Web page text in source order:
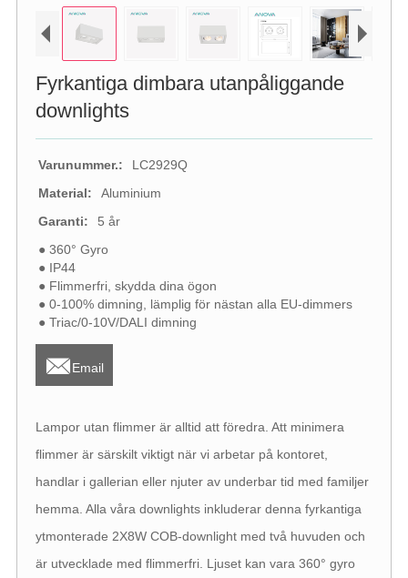
Fyrkantiga dimbara utanpåliggande
downlights
Varunummer.:
LC2929Q
Material:
Aluminium
Garanti:
5 år
● 360° Gyro
● IP44
● Flimmerfri, skydda dina ögon
● 0-100% dimning, lämplig för nästan alla EU-dimmers
● Triac/0-10V/DALI dimning
Email
Lampor utan flimmer är alltid att föredra. Att minimera
flimmer är särskilt viktigt när vi arbetar på kontoret,
handlar i gallerian eller njuter av underbar tid med familjer
hemma. Alla våra downlights inkluderar denna fyrkantiga
ytmonterade 2X8W COB-downlight med två huvuden och
är utvecklade med flimmerfri. Ljuset kan vara 360° gyro